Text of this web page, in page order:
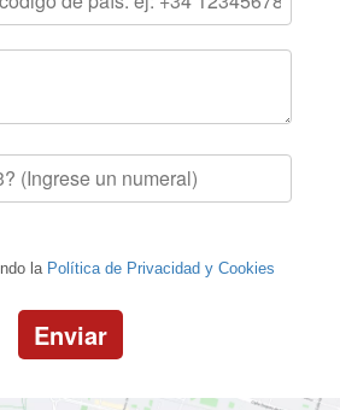
la Política de Privacidad y Cookies
Enviar